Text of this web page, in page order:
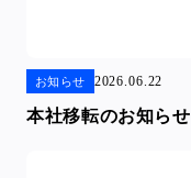
お知らせ 2026.06.22
本社移転のお知らせ